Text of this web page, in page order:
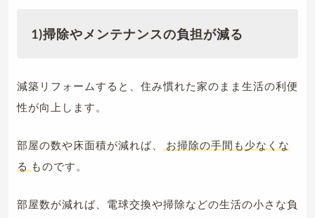
1)掃除やメンテナンスの負担が減る
減築リフォームすると、住み慣れた家のまま生活の利便
性が向上します。
部屋の数や床面積が減れば、
お掃除の手間も少なくな
る ものです。
部屋数が減れば、電球交換や掃除などの生活の小さな負